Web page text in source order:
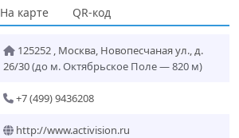
На карте QR-код
125252 , Москва, Новопесчаная ул., д.
26/30(до м. Октябрьское Поле — 820 м)
+7 (499) 9436208
http://www.activision.ru